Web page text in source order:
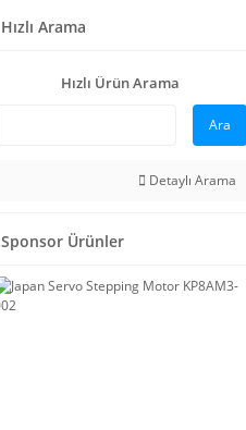
Hızlı Arama
Hızlı Ürün Arama
Ara
Detaylı Arama
Sponsor Ürünler